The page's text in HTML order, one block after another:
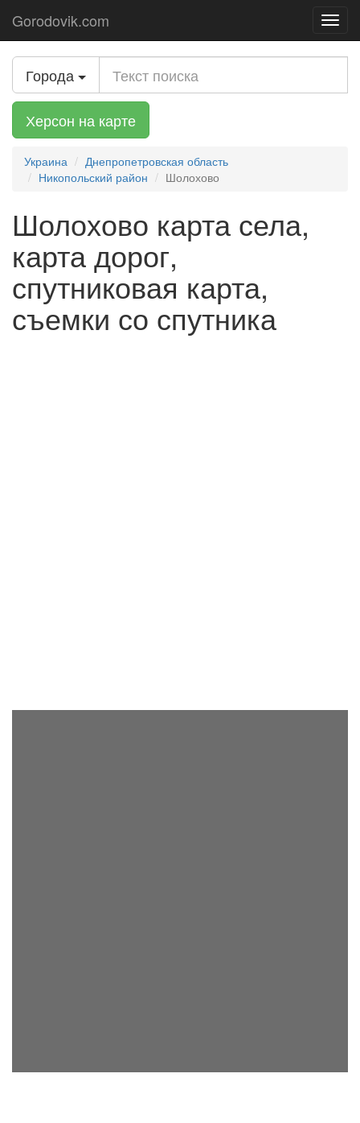
Gorodovik.com
Города
Херсон на карте
Украина
Днепропетровская область
Никопольский район
Шолохово
Шолохово карта села,
карта дорог,
спутниковая карта,
съемки со спутника